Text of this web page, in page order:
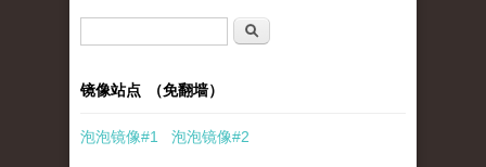
搜索
镜像站点 （免翻墙）
泡泡镜像#1 泡泡镜像#2